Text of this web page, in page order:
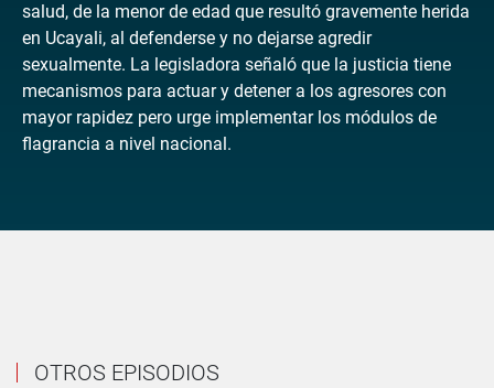
salud, de la menor de edad que resultó gravemente herida
en Ucayali, al defenderse y no dejarse agredir
sexualmente. La legisladora señaló que la justicia tiene
mecanismos para actuar y detener a los agresores con
mayor rapidez pero urge implementar los módulos de
flagrancia a nivel nacional.
OTROS EPISODIOS